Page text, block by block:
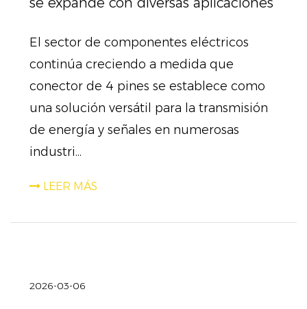
El sector de componentes eléctricos
continúa creciendo a medida que
conector de 4 pines se establece como
una solución versátil para la transmisión
de energía y señales en numerosas
industri...
LEER MÁS
2026-03-06